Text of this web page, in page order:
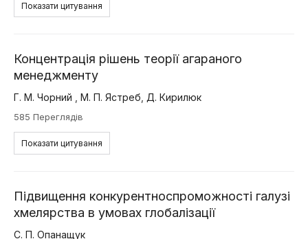
Показати цитування
Концентрація рішень теорії агараного
менеджменту
Г. М. Чорний М. П. Ястреб Д. Кирилюк
585 Переглядів
Показати цитування
Підвищення конкурентноспроможності галузі
хмелярства в умовах глобалізації
С. П. Опанащук